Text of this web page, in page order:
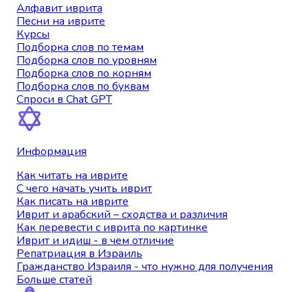
Алфавит иврита
Песни на иврите
Курсы
Подборка слов по темам
Подборка слов по уровням
Подборка слов по корням
Подборка слов по буквам
Спроси в Chat GPT
Информация
Как читать на иврите
С чего начать учить иврит
Как писать на иврите
Иврит и арабский – сходства и различия
Как перевести с иврита по картинке
Иврит и идиш - в чем отличие
Репатриация в Израиль
Гражданство Израиля - что нужно для получения
Больше статей